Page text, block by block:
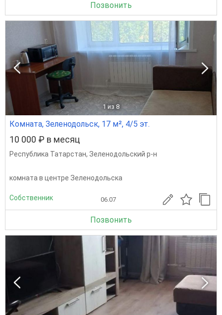
Позвонить
1 из 8
Комната, Зеленодольск, 17 м², 4/5 эт.
10 000 ₽ в месяц
Республика Татарстан, Зеленодольский р-н
комната в центре Зеленодольска
Собственник 06.07
Позвонить